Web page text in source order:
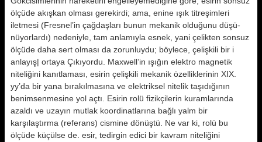
ölçüde akışkan olması gerekirdi; ama, enine ışık tit­reşimleri
iletmesi (Fresnel’in çağdaş­ları bunun mekanik olduğunu düşü­
nüyorlardı) nedeniyle, tam anlamıy­la esnek, yani çelikten sonsuz
ölçüde daha sert olması da zorunluydu; böy­lece, çelişkili bir i
anlayış| ortaya Çıkı­yordu. Maxwell’in ışığın elektro mag­netik
niteliğini kanıtlaması, esirin çelişkili mekanik özelliklerinin XIX.
yy’da bir yana bırakılmasına ve elek­triksel nitelik taşıdığının
benimsen­mesine yol açtı. Esirin rolü fizikçile­rin kuramlarında
azaldı ve uzayın mutlak koordinatlarına bağlı yalm bir
karşılaştırma (referans) cismine dönüştü. Ne var ki, rolü bu
ölçüde küçülse de. esir, tedirgin edici bir kavram niteliğini